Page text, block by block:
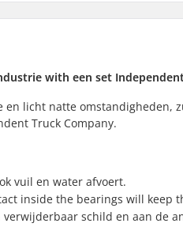
with een set Independent
licht natte omstandigheden,
Truck Company.
vuil en water afvoert.
inside the bearings will keep
schild en aan de